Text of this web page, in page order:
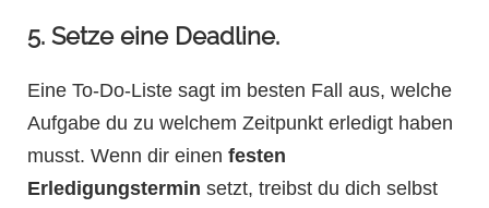
5. Setze eine Deadline.
Eine To-Do-Liste sagt im besten Fall aus, welche
Aufgabe du zu welchem Zeitpunkt erledigt haben
musst. Wenn dir einen festen
Erledigungstermin setzt, treibst du dich selbst